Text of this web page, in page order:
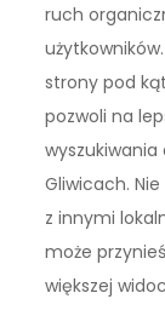
ruch
strony pod
pozwoli na
wyszukiwania
Gliwicach.
z innymi
może
większej